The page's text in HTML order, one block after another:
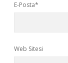
E-Posta*
Web Sitesi